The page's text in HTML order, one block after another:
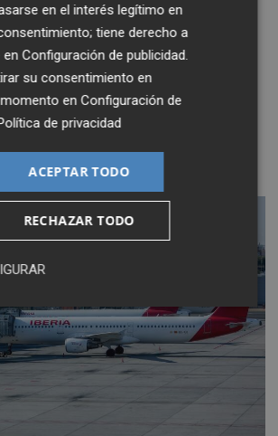
plan de viabilidad que
del negocio de 'handling'
y de la solicitud del
los ocho aeropuertos en
la licencia y/o otras
en el interés legítimo en
tiene derecho a
enConfiguración de publicidad
su consentimiento en
enConfiguración de
de privacidad
ACEPTAR TODO
RECHAZAR TODO